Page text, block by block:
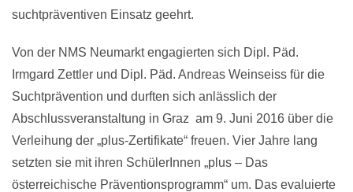
suchtpräventiven Einsatz geehrt.
Von der NMS Neumarkt engagierten sich Dipl. Päd.
Irmgard Zettler und Dipl. Päd. Andreas Weinseiss für die
Suchtprävention und durften sich anlässlich der
Abschlussveranstaltung in Graz am 9. Juni 2016 über die
Verleihung der „plus-Zertifikate“ freuen. Vier Jahre lang
setzten sie mit ihren SchülerInnen „plus – Das
österreichische Präventionsprogramm“ um. Das evaluierte